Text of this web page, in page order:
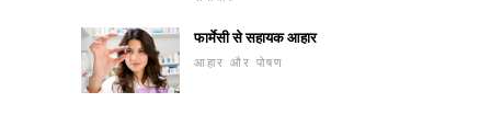
फार्मेसी से सहायक आहार
आहार और पोषण